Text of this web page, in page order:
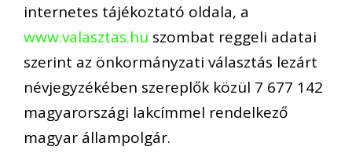
internetes tájékoztató oldala, a
www.valasztas.hu szombat reggeli adatai
szerint az önkormányzati választás lezárt
névjegyzékében szereplők közül 7 677 142
magyarországi lakcímmel rendelkező
magyar állampolgár.